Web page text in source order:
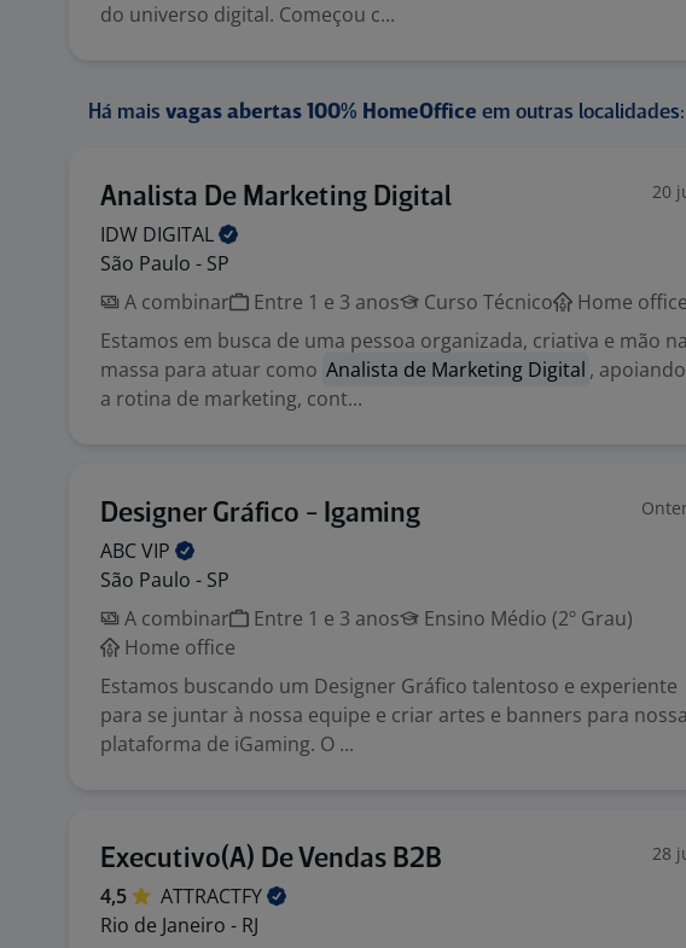
do universo digital. Começou c...
Há mais vagas abertas 100% HomeOffice em outras localidades:
Analista De Marketing Digital 20
IDW DIGITAL
São Paulo - SP
A combinar
Entre 1 e 3 anos Curso Técnico
Home office
Estamos em busca de uma pessoa organizada, criativa e mão na
massa para atuar como Analista de Marketing Digital , apoiando
a rotina de marketing, cont...
Designer Gráfico - Igaming
ABCVIP
São Paulo - SP
A combinar
Entre 1 e 3 anos
Ensino Médio (2º Grau)
Home office
Estamos buscando um Designer Gráfico talentoso e experiente
para se juntar à nossa equipe e criar artes e banners para nossa
plataforma de iGaming. O ...
Executivo(A) De Vendas B2B 28
4,5
ATTRACTFY
Rio de Janeiro - RJ